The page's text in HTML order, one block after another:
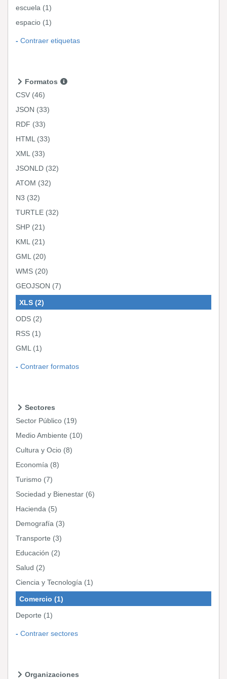
escuela (1)
espacio (1)
Contraer etiquetas
Formatos
CSV (46)
JSON (33)
RDF (33)
HTML (33)
XML (33)
JSONLD (32)
ATOM (32)
N3 (32)
TURTLE (32)
SHP (21)
KML (21)
GML (20)
WMS (20)
GEOJSON (7)
XLS (2)
ODS (2)
RSS (1)
GML (1)
Contraer formatos
Sectores
Sector Público (19)
Medio Ambiente (10)
Cultura y Ocio (8)
Economía (8)
Turismo (7)
Sociedad y Bienestar (6)
Hacienda (5)
Demografía (3)
Transporte (3)
Educación (2)
Salud (2)
Ciencia y Tecnología (1)
Comercio (1)
Deporte (1)
Contraer sectores
Organizaciones